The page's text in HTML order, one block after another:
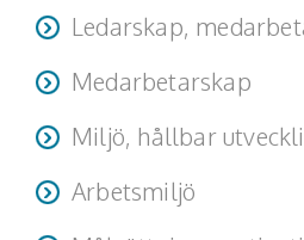
Ledarskap,
Medarbetarskap
Miljö, hållbar
Arbetsmiljö